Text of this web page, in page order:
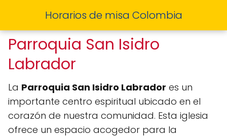
Horarios de misa Colombia
Parroquia San Isidro
Labrador
La Parroquia San Isidro Labrador es un
importante centro espiritual ubicado en el
corazón de nuestra comunidad. Esta iglesia
ofrece un espacio acogedor para la